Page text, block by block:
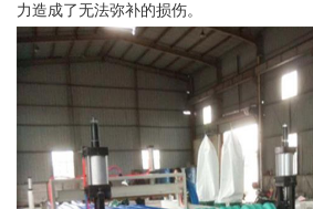
力造成了无法弥补的损伤。